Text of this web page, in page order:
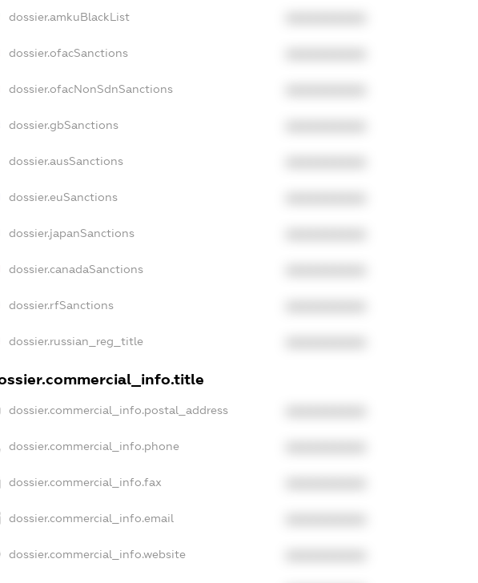
dossier.amkuBlackList
dossier.ofacSanctions
dossier.ofacNonSdnSanctions
dossier.gbSanctions
dossier.ausSanctions
dossier.euSanctions
dossier.japanSanctions
dossier.canadaSanctions
dossier.rfSanctions
dossier.russian_reg_title
dossier.commercial_info.postal_address
dossier.commercial_info.phone
dossier.commercial_info.fax
dossier.commercial_info.email
dossier.commercial_info.website